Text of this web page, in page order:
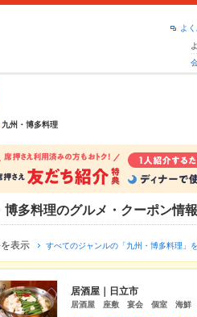
よ
九州・博多料理
博多料理のグルメ・クーポン情報
表示 すべてのジャンルの「九州・博多料理」
居酒屋｜日立市
居酒屋 座敷 宴会 個室 海鮮